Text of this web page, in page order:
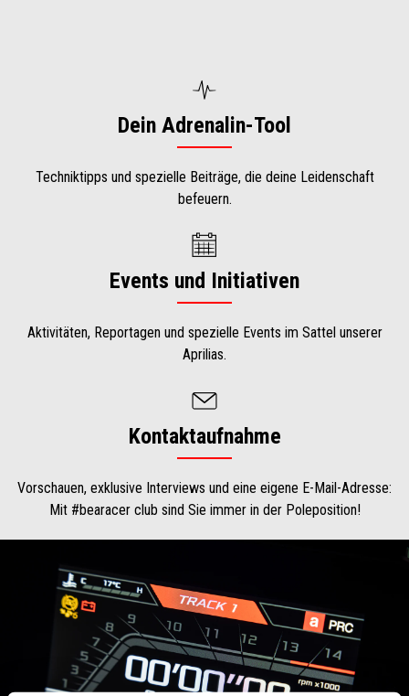
Dein Adrenalin-Tool
Techniktipps und spezielle Beiträge, die deine Leidenschaft
befeuern.
Events und Initiativen
Aktivitäten, Reportagen und spezielle Events im Sattel unserer
Aprilias.
Kontaktaufnahme
Vorschauen, exklusive Interviews und eine eigene E-Mail-Adresse:
Mit #bearacer club sind Sie immer in der Poleposition!